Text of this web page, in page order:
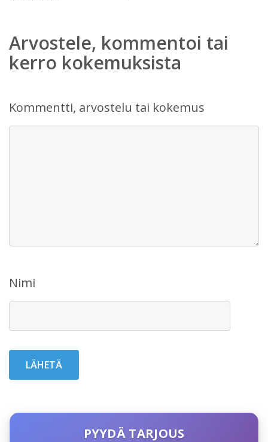
Arvostele, kommentoi tai
kerro kokemuksista
Kommentti, arvostelu tai kokemus
Nimi
PYYDÄ TARJOUS